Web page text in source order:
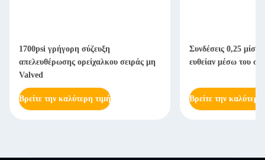
1700psi γρήγορη σύζευξη
απελευθέρωσης ορείχαλκου σειράς μη
Valved
Βρείτε την καλύτερη τιμή
Συνδέσεις 0,25
ευθείαν μέσω του
Βρείτε την καλύτερη